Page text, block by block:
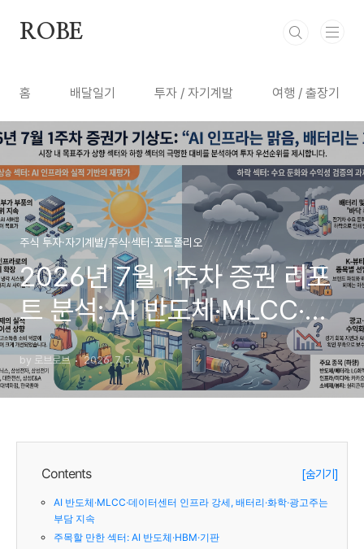
ROBE
홈 배달일기 투자 / 자기계발 여행 / 출장기
주식 투자·자기계발/주식·섹터·포트폴리오
2026년 7월 1주차 증권 리포
트 분석: AI 반도체·MLCC·데
이터센터 인프라 강세, 배터리·
화학·광고주는 부담 지속
by 로브로브 2026. 7. 5.
Contents [숨기기]
AI 반도체·MLCC·데이터센터 인프라 강세, 배터리·화학·광고주는
부담 지속
주목할 만한 섹터: AI 반도체·HBM·기판